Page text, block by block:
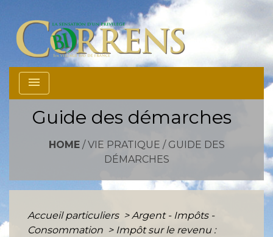
menu
Guide des démarches
HOME/ VIE PRATIQUE / GUIDE DES
DÉMARCHES
Accueil particuliers > Argent - Impôts -
Consommation > Impôt sur le revenu :